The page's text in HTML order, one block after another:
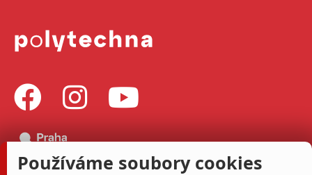
Používáme soubory cookies